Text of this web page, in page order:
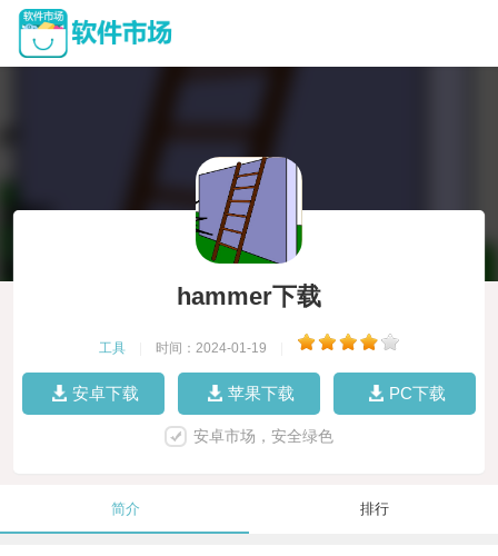
hammer下载
工具 时间：2024-01-19
安卓下载 苹果下载 PC下载
安卓市场，安全绿色
简介 排行